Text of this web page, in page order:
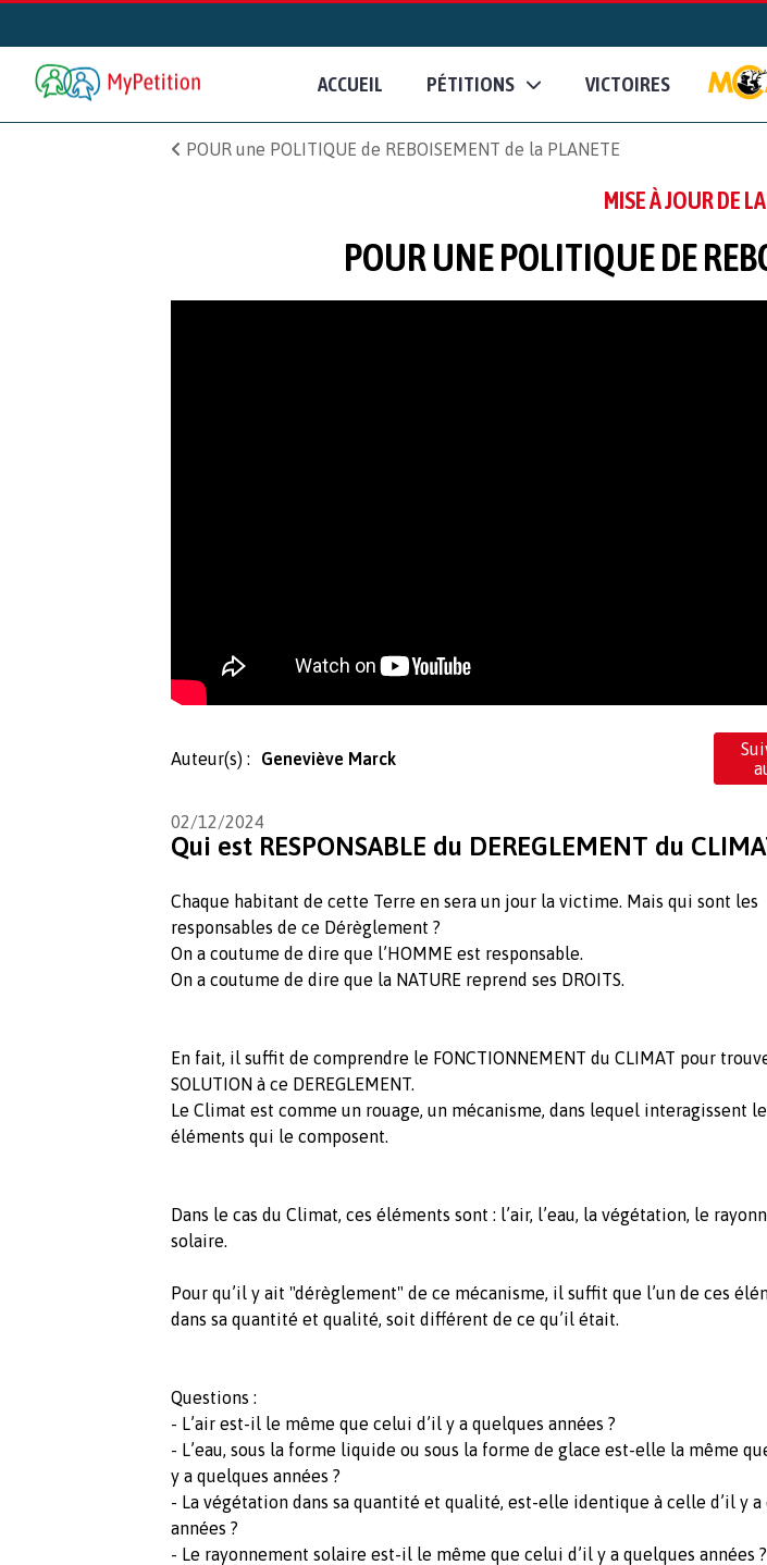
ACCUEIL PÉTITIONS VICTOIRES
POUR une POLITIQUE de REBOISEMENT de la PLANETE
MISE À JOUR DE
POUR UNE POLITIQUE DE
Auteur(s) : Geneviève Marck
02/12/2024
Qui est RESPONSABLE du DEREGLEMENT du
Chaque habitant de cette Terre en sera un jour la victime. Mais qui sont les
responsables de ce Dérèglement ?
On a coutume de dire que l’HOMME est responsable.
On a coutume de dire que la NATURE reprend ses DROITS.
En fait, il suffit de comprendre le FONCTIONNEMENT du CLIMAT pour
SOLUTION à ce DEREGLEMENT.
Le Climat est comme un rouage, un mécanisme, dans lequel interagissent
éléments qui le composent.
Dans le cas du Climat, ces éléments sont : l’air, l’eau, la végétation, le
solaire.
Pour qu’il y ait "dérèglement" de ce mécanisme, il suffit que l’un de ces
dans sa quantité et qualité, soit différent de ce qu’il était.
Questions :
- L’air est-il le même que celui d’il y a quelques années ?
- L’eau, sous la forme liquide ou sous la forme de glace est-elle la même
y a quelques années ?
- La végétation dans sa quantité et qualité, est-elle identique à celle d’il y a
années ?
- Le rayonnement solaire est-il le même que celui d’il y a quelques années ?